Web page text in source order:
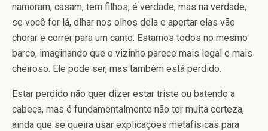
namoram, casam, tem filhos, é verdade, mas na verdade,
se você for lá, olhar nos olhos dela e apertar elas vão
chorar e correr para um canto. Estamos todos no mesmo
barco, imaginando que o vizinho parece mais legal e mais
cheiroso. Ele pode ser, mas também está perdido.
Estar perdido não quer dizer estar triste ou batendo a
cabeça, mas é fundamentalmente não ter muita certeza,
ainda que se queira usar explicações metafísicas para